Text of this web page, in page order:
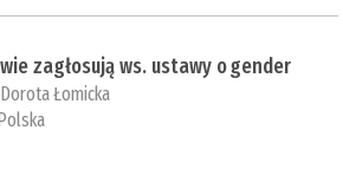
zagłosują ws. ustawy o gender
Dorota Łomicka
Polska